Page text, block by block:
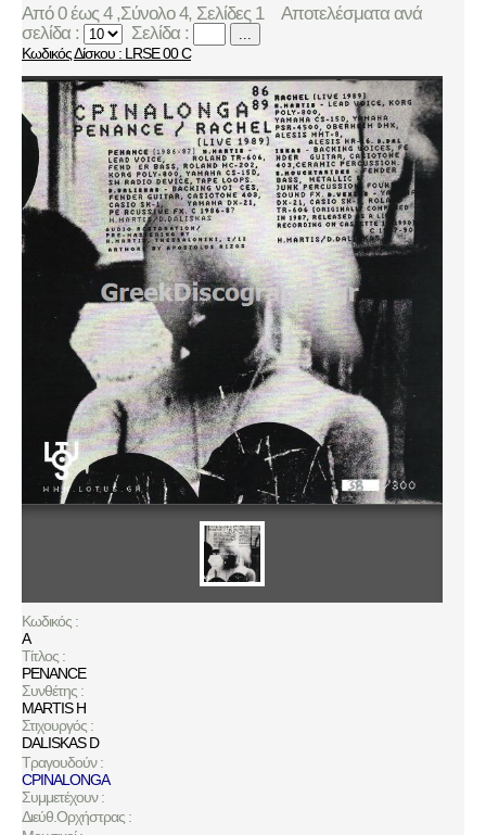
Από 0 έως 4 ,Σύνολο 4, Σελίδες 1
Αποτελέσματα ανά
σελίδα :
Σελίδα :
Κωδικός Δίσκου : LRSE 00 C
Κωδικός :
A
Τίτλος :
PENANCE
Συνθέτης :
MARTIS H
Στιχουργός :
DALISKAS D
Τραγουδούν :
CPINALONGA
Συμμετέχουν :
Διεύθ.Ορχήστρας :